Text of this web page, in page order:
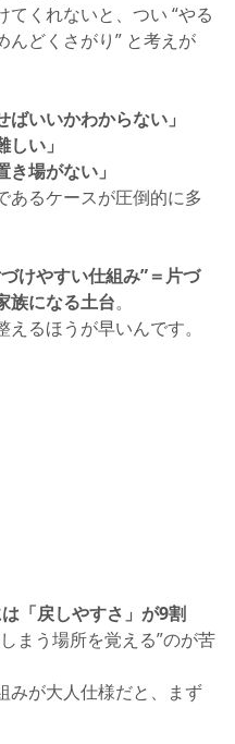
てくれないと、つい “やる
んどくさがり” と考えが
ばいいかわからない」
しい」
き場がない」
あるケースが圧倒的に多
けやすい仕組み”＝片づ
族になる土台。
えるほうが早いんです。
「戻しやすさ」が9割
まう場所を覚える”のが苦
みが大人仕様だと、まず